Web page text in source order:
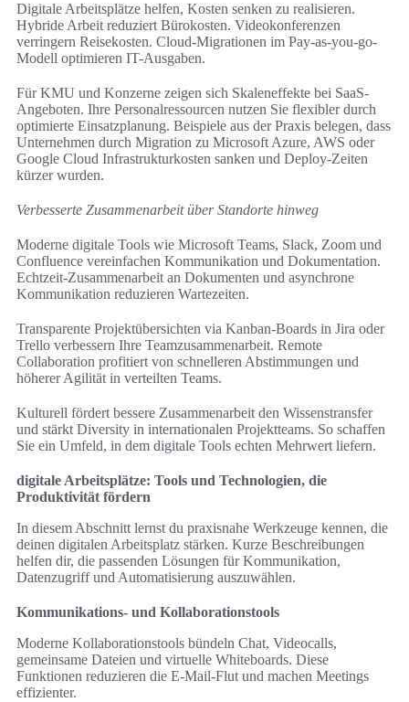
Digitale Arbeitsplätze helfen, Kosten senken zu realisieren.
Hybride Arbeit reduziert Bürokosten. Videokonferenzen
verringern Reisekosten. Cloud-Migrationen im Pay-as-you-go-
Modell optimieren IT-Ausgaben.
Für KMU und Konzerne zeigen sich Skaleneffekte bei SaaS-
Angeboten. Ihre Personalressourcen nutzen Sie flexibler durch
optimierte Einsatzplanung. Beispiele aus der Praxis belegen, dass
Unternehmen durch Migration zu Microsoft Azure, AWS oder
Google Cloud Infrastrukturkosten sanken und Deploy-Zeiten
kürzer wurden.
Verbesserte Zusammenarbeit über Standorte hinweg
Moderne digitale Tools wie Microsoft Teams, Slack, Zoom und
Confluence vereinfachen Kommunikation und Dokumentation.
Echtzeit-Zusammenarbeit an Dokumenten und asynchrone
Kommunikation reduzieren Wartezeiten.
Transparente Projektübersichten via Kanban-Boards in Jira oder
Trello verbessern Ihre Teamzusammenarbeit. Remote
Collaboration profitiert von schnelleren Abstimmungen und
höherer Agilität in verteilten Teams.
Kulturell fördert bessere Zusammenarbeit den Wissenstransfer
und stärkt Diversity in internationalen Projektteams. So schaffen
Sie ein Umfeld, in dem digitale Tools echten Mehrwert liefern.
digitale Arbeitsplätze: Tools und Technologien, die
Produktivität fördern
In diesem Abschnitt lernst du praxisnahe Werkzeuge kennen, die
deinen digitalen Arbeitsplatz stärken. Kurze Beschreibungen
helfen dir, die passenden Lösungen für Kommunikation,
Datenzugriff und Automatisierung auszuwählen.
Kommunikations- und Kollaborationstools
Moderne Kollaborationstools bündeln Chat, Videocalls,
gemeinsame Dateien und virtuelle Whiteboards. Diese
Funktionen reduzieren die E-Mail-Flut und machen Meetings
effizienter.